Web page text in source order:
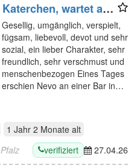
wartet auf
Gesellig, umgänglich, verspielt,
fügsam, liebevoll, devot und sehr
sozial, ein lieber Charakter, sehr
freundlich, sehr verschmust und
menschenbezogen Eines Tages
erschien Nevo an einer Bar in…
1 Jahr 2 Monate alt
verifiziert 27.04.26